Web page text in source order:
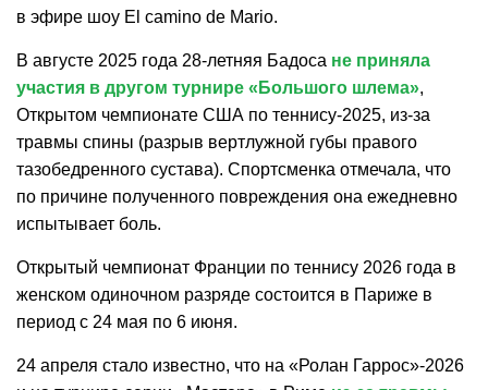
в эфире шоу El camino de Mario.
В августе 2025 года 28-летняя Бадоса не приняла
участия в другом турнире «Большого шлема»,
Открытом чемпионате США по теннису-2025, из-за
травмы спины (разрыв вертлужной губы правого
тазобедренного сустава). Спортсменка отмечала, что
по причине полученного повреждения она ежедневно
испытывает боль.
Открытый чемпионат Франции по теннису 2026 года в
женском одиночном разряде состоится в Париже в
период с 24 мая по 6 июня.
24 апреля стало известно, что на «Ролан Гаррос»-2026